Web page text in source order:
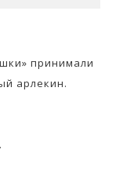
принимали
арлекин.